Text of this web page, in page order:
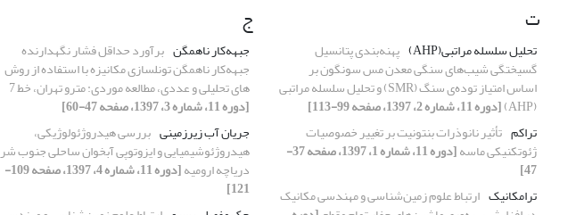
ت
تحلیل سلسله مراتبی(AHP) پهنه‌بندی پتانسیل
گسیختگی شیب‌های سنگی معدن مس سونگون بر
اساس امتیاز توده‌ی سنگ (SMR) و تحلیل سلسله مراتبی
(AHP)
[دوره 11، شماره 2، 1397، صفحه 99-113]
تراکم تأثیر نانوذرات بنتونیت بر تغییر خصوصیات
ژئوتکنیکی ماسه [دوره 11، شماره 1، 1397، صفحه 37-
47]
ترامکانیک ارتباط علوم زمین‌شناسی و مهندسی مکانیک
ج
جبهه‌کار ناهمگن برآورد حداقل فشار نگهدارنده
جبهه‌کار ناهمگن تونلسازی مکانیزه با استفاده از روش
های تحلیلی و عددی، مطالعه موردی: مترو تهران، خط 7
[دوره 11، شماره 3، 1397، صفحه 47-60]
جریان آب زیرزمینی بررسی هیدروژئولوژیکی،
هیدروژئوشیمیایی و ایزوتوپی آبخوان ساحلی جنوب
دریاچه ارومیه [دوره 11، شماره 4، 1397، صفحه 109-
121]